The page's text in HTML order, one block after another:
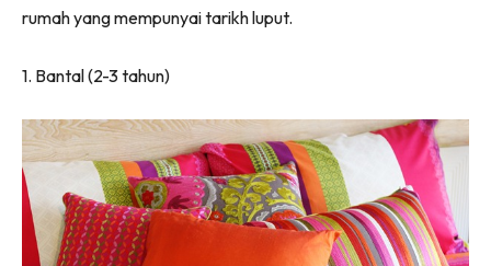
rumah yang mempunyai tarikh luput.
1. Bantal (2-3 tahun)